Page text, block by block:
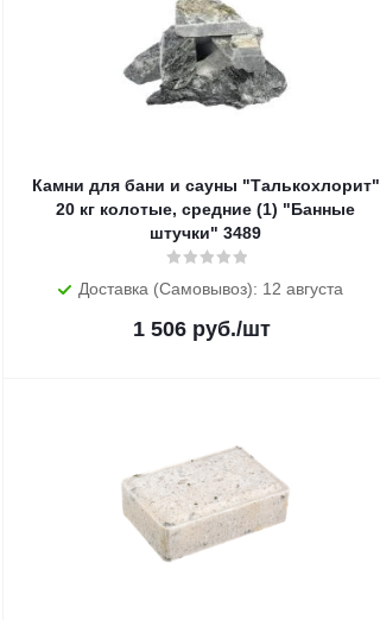
Камни для бани и сауны "Талькохлорит"
20 кг колотые, средние (1) "Банные
штучки" 3489
Доставка (Самовывоз): 12 августа
1 506руб./шт